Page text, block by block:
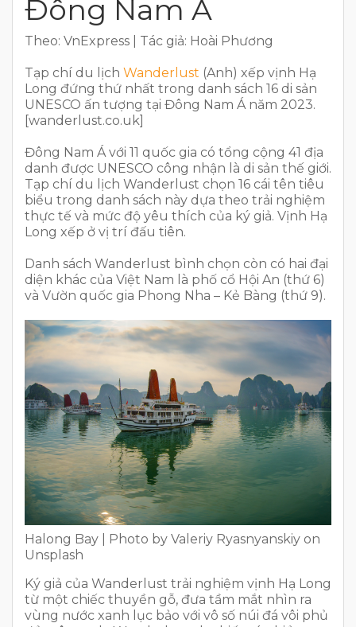
Đông Nam Á
Theo: VnExpress | Tác giả: Hoài Phương
Tạp chí du lịch Wanderlust (Anh) xếp vịnh Hạ
Long đứng thứ nhất trong danh sách 16 di sản
UNESCO ấn tượng tại Đông Nam Á năm 2023.
[wanderlust.co.uk]
Đông Nam Á với 11 quốc gia có tổng cộng 41 địa
danh được UNESCO công nhận là di sản thế giới.
Tạp chí du lịch Wanderlust chọn 16 cái tên tiêu
biểu trong danh sách này dựa theo trải nghiệm
thực tế và mức độ yêu thích của ký giả. Vịnh Hạ
Long xếp ở vị trí đấu tiên.
Danh sách Wanderlust bình chọn còn có hai đại
diện khác của Việt Nam là phố cổ Hội An (thứ 6)
và Vườn quốc gia Phong Nha – Kẻ Bàng (thứ 9).
Halong Bay | Photo by Valeriy Ryasnyanskiy on
Unsplash
Ký giả của Wanderlust trải nghiệm vịnh Hạ Long
từ một chiếc thuyền gỗ, đưa tầm mắt nhìn ra
vùng nước xanh lục bảo với vô số núi đá vôi phủ